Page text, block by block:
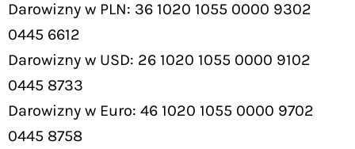
Darowizny w PLN: 36 1020 1055 0000 9302
0445 6612
Darowizny w USD: 26 1020 1055 0000 9102
0445 8733
Darowizny w Euro: 46 1020 1055 0000 9702
0445 8758